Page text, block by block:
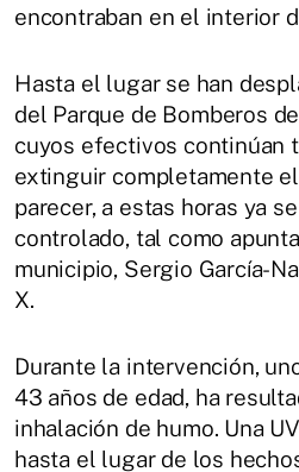
encontraban en el interior
Hasta el lugar se han
del Parque de Bomberos
cuyos efectivos continúan
extinguir completamente
parecer, a estas horas ya
controlado, tal como
municipio, Sergio García-
X.
Durante la intervención,
43 años de edad, ha
inhalación de humo. Una
hasta el lugar de los